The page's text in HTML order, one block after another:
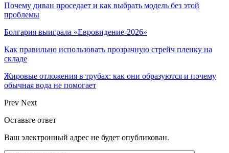
Почему диван проседает и как выбрать модель без этой
проблемы
Болгария выиграла «Евровидение-2026»
Как правильно использовать прозрачную стрейч пленку на
складе
Жировые отложения в трубах: как они образуются и почему
обычная вода не помогает
Prev Next
Оставьте ответ
Ваш электронный адрес не будет опубликован.